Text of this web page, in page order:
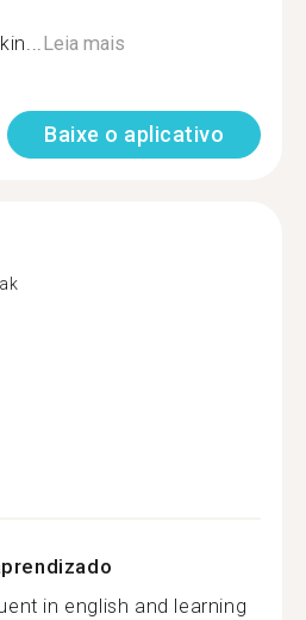
Leia mais
Baixe o aplicativo
in english and learning